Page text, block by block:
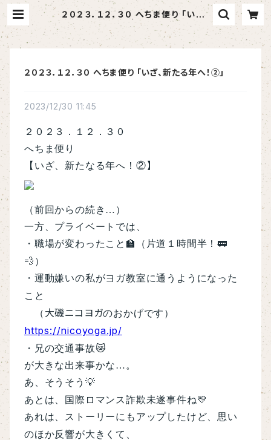
２０２３．１２．３０ へちま便り 「いざ、
新たる年へ！②」 | へちま屋さはらん
２０２３．１２．３０ へちま便り 「いざ、新たる年へ！②」
2023/12/30 11:45
２０２３．１２．３０
へちま便り
【いざ、新たなる年へ！②】
（前回からの続き…）
一方、プライベートでは、
・職場が変わったこと 🏫 （片道１時間半！🚃
💨 ）
・運動嫌いの私がヨガ教室に通うようになった
こと
（ 大磯ニコヨガのおかげです）
https://nicoyoga.jp/
・兄の交通事故😿
が大きな出来事かな… 。
あ、そうそう 💡
あとは、
国際ロマンス詐欺未遂事件ね💛
あれは、ストーリーにもアップしたけど、思い
のほか反響が大きくて、